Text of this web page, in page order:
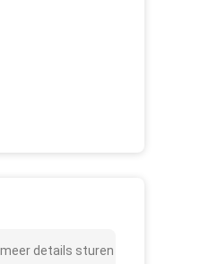
meer details sturen